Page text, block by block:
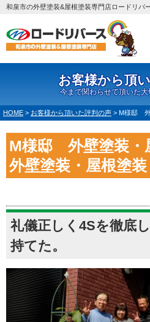
和泉市の外壁塗装&屋根塗装専門店ロードリバ
お客様から頂
今まで関わらせて頂いた
HOME > お客様から頂いた評判の声 > M様邸 外
M様邸 外壁塗装・
外壁塗装・屋根塗装
礼儀正しく4Sを徹底
持てた。